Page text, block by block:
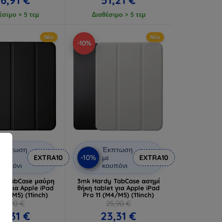
> 5 τεμ Διαθέσιμο > 5 τεμ
Νέο
Έκπτωση
κουπόνι
EXTRA10
TabCase μαύρη
για Apple iPad
M5) (11inch)
25,90 €
23,31 €
-10%
Νέο
-10%
Έκπτωση
με
κουπόνι
EXTRA10
3mk Hardy TabCase ασημί
θήκη tablet για Apple iPad
Pro 11 (M4/M5) (11inch)
25,90 €
23,31 €